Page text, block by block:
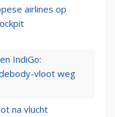
airlines op
IndiGo:
vloot weg
na vlucht